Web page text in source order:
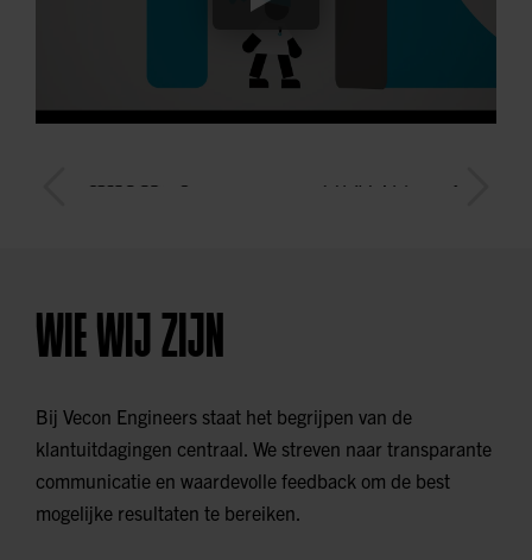
WIE WIJ ZIJN
Bij Vecon Engineers staat het begrijpen van de
klantuitdagingen centraal. We streven naar transparante
communicatie en waardevolle feedback om de best
mogelijke resultaten te bereiken.